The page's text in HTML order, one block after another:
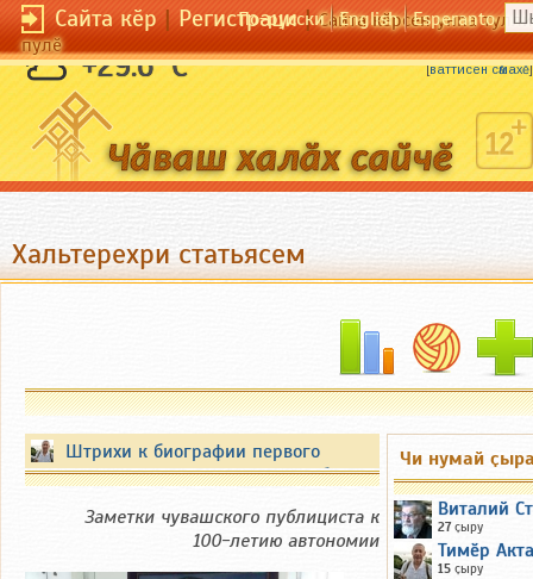
Сайта кӗр|Регистраци|Сайта кӗрсен унпа
пулӗ
По-русски English Esperanto
+29.6 °C Ӑсмассерен аш турамӗ лекмест.
[ваттисен сӑмахӗ]
Хальтерехри статьясем
Чи нумай
Виталий
27ҫыру
Тимӗр
15 ҫыру
Штрихи к биографии первого
Президента Чувашской Республики
Заметки чувашского публициста к
100-летию автономии